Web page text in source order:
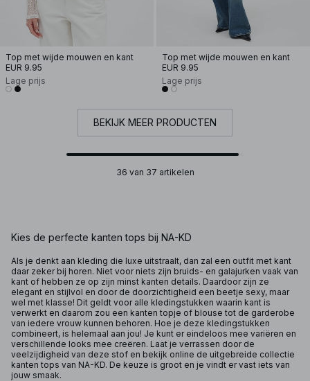
Top met wijde mouwen en kant
EUR 9.95
Lage prijs
Top met wijde mouwen en kant
EUR 9.95
Lage prijs
BEKIJK MEER PRODUCTEN
36 van 37 artikelen
Kies de perfecte kanten tops bij NA-KD
Als je denkt aan kleding die luxe uitstraalt, dan zal een outfit met kant
daar zeker bij horen. Niet voor niets zijn bruids- en galajurken vaak van
kant of hebben ze op zijn minst kanten details. Daardoor zijn ze
elegant en stijlvol en door de doorzichtigheid een beetje sexy, maar
wel met klasse! Dit geldt voor alle kledingstukken waarin kant is
verwerkt en daarom zou een kanten topje of blouse tot de garderobe
van iedere vrouw kunnen behoren. Hoe je deze kledingstukken
combineert, is helemaal aan jou! Je kunt er eindeloos mee variëren en
verschillende looks mee creëren. Laat je verrassen door de
veelzijdigheid van deze stof en bekijk online de uitgebreide collectie
kanten tops van NA-KD. De keuze is groot en je vindt er vast iets van
jouw smaak.